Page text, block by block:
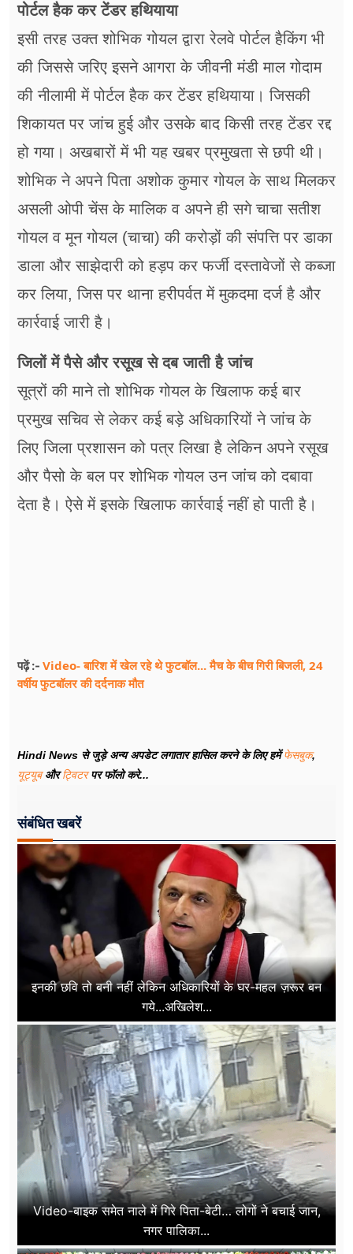
पोर्टल हैक कर टेंडर हथियाया
इसी तरह उक्त शोभिक गोयल द्वारा रेलवे पोर्टल हैकिंग भी
की जिससे जरिए इसने आगरा के जीवनी मंडी माल गोदाम
की नीलामी में पोर्टल हैक कर टेंडर हथियाया। जिसकी
शिकायत पर जांच हुई और उसके बाद किसी तरह टेंडर रद्द
हो गया। अखबारों में भी यह खबर प्रमुखता से छपी थी।
शोभिक ने अपने पिता अशोक कुमार गोयल के साथ मिलकर
असली ओपी चेंस के मालिक व अपने ही सगे चाचा सतीश
गोयल व मून गोयल (चाचा) की करोड़ों की संपत्ति पर डाका
डाला और साझेदारी को हड़प कर फर्जी दस्तावेजों से कब्जा
कर लिया, जिस पर थाना हरीपर्वत में मुकदमा दर्ज है और
कार्रवाई जारी है।
जिलों में पैसे और रसूख से दब जाती है जांच
सूत्रों की माने तो शोभिक गोयल के खिलाफ कई बार
प्रमुख सचिव से लेकर कई बड़े अधिकारियों ने जांच के
लिए जिला प्रशासन को पत्र लिखा है लेकिन अपने रसूख
और पैसो के बल पर शोभिक गोयल उन जांच को दबावा
देता है। ऐसे में इसके खिलाफ कार्रवाई नहीं हो पाती है।
पढ़ें :- Video- बारिश में खेल रहे थे फुटबॉल... मैच के बीच गिरी बिजली, 24
वर्षीय फुटबॉलर की दर्दनाक मौत
Hindi News से जुड़े अन्य अपडेट लगातार हासिल करने के लिए हमेंफेसबुक,
यूट्यूबऔरट्विटरपर फॉलो करे...
संबंधित खबरें
इनकी छवि तो बनी नहीं लेकिन अधिकारियों के घर-महल ज़रूर बन
गये...अखिलेश...
Video-बाइक समेत नाले में गिरे पिता-बेटी… लोगों ने बचाई जान,
नगर पालिका...